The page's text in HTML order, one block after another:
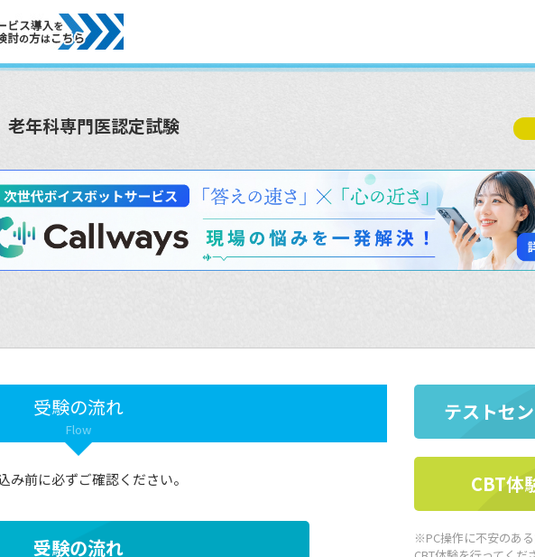
老年科専門医認定試験
受験の流れ
Flow
み前に必ずご確認ください。
受験の流れ
テストセ
CBT体
※PC操作に不安のあ